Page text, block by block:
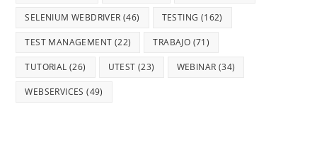
SELENIUM WEBDRIVER (46) TESTING (162)
TEST MANAGEMENT (22) TRABAJO (71)
TUTORIAL (26) UTEST (23) WEBINAR (34)
WEBSERVICES (49)